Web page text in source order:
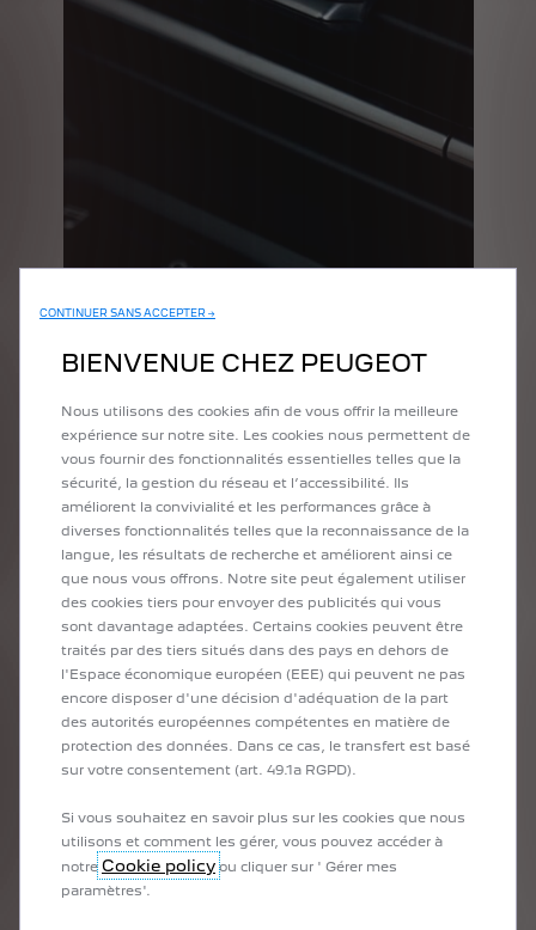
CONTINUER SANS ACCEPTER →
BIENVENUE CHEZ PEUGEOT
Nous utilisons des cookies afin de vous offrir la meilleure
expérience sur notre site. Les cookies nous permettent de
vous fournir des fonctionnalités essentielles telles que la
sécurité, la gestion du réseau et l’accessibilité. Ils
améliorent la convivialité et les performances grâce à
diverses fonctionnalités telles que la reconnaissance de la
langue, les résultats de recherche et améliorent ainsi ce
que nous vous offrons. Notre site peut également utiliser
des cookies tiers pour envoyer des publicités qui vous
sont davantage adaptées. Certains cookies peuvent être
traités par des tiers situés dans des pays en dehors de
l'Espace économique européen (EEE) qui peuvent ne pas
encore disposer d'une décision d'adéquation de la part
des autorités européennes compétentes en matière de
protection des données. Dans ce cas, le transfert est basé
sur votre consentement (art. 49.1a RGPD).
Si vous souhaitez en savoir plus sur les cookies que nous
utilisons et comment les gérer, vous pouvez accéder à
notre Cookie policy ou cliquer sur ' Gérer mes
paramètres'.